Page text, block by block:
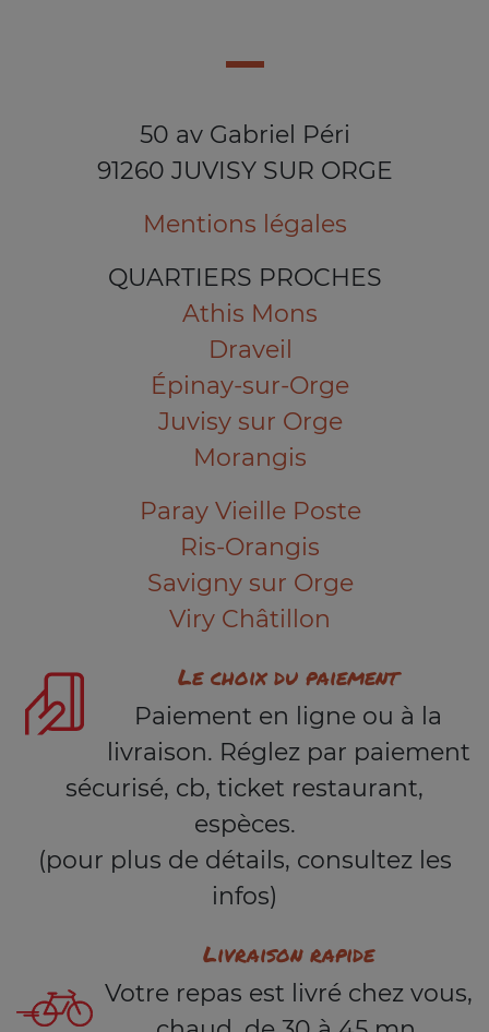
50 av Gabriel Péri
91260 JUVISY SUR ORGE
Mentions légales
QUARTIERS PROCHES
Athis Mons
Draveil
Épinay-sur-Orge
Juvisy sur Orge
Morangis
Paray Vieille Poste
Ris-Orangis
Savigny sur Orge
Viry Châtillon
Le choix du paiement
Paiement en ligne ou à la
livraison. Réglez par paiement
sécurisé, cb, ticket restaurant,
espèces.
(pour plus de détails, consultez les
infos)
Livraison rapide
Votre repas est livré chez vous,